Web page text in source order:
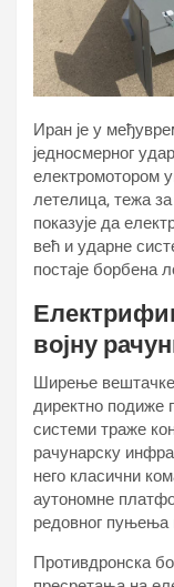
Иран је у
једносмерног
електромотором
летелица, тежа
показује да
већ и ударне
постаје борбена
војну
Ширење вештачке
директно подиже
системи траже
рачунарску
него класични
аутономне
редовног пуњења
Противдронска